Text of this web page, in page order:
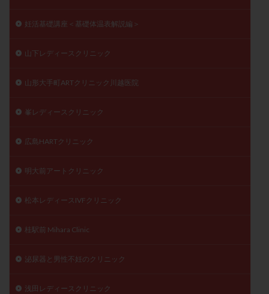
妊活基礎講座＜基礎体温表解説編＞
山下レディースクリニック
山形大手町ARTクリニック川越医院
峯レディースクリニック
広島HARTクリニック
明大前アートクリニック
松本レディースIVFクリニック
桂駅前 Mihara Clinic
泌尿器と男性不妊のクリニック
浅田レディースクリニック